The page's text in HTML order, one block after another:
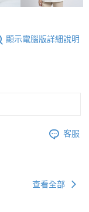
顯示電腦版詳細說明
客服
查看全部